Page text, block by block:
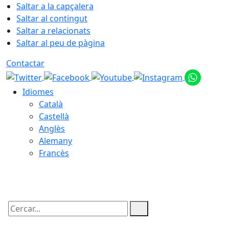
Saltar a la capçalera
Saltar al contingut
Saltar a relacionats
Saltar al peu de pàgina
Contactar
Idiomes
Català
Castellà
Anglès
Alemany
Francès
Cercar: